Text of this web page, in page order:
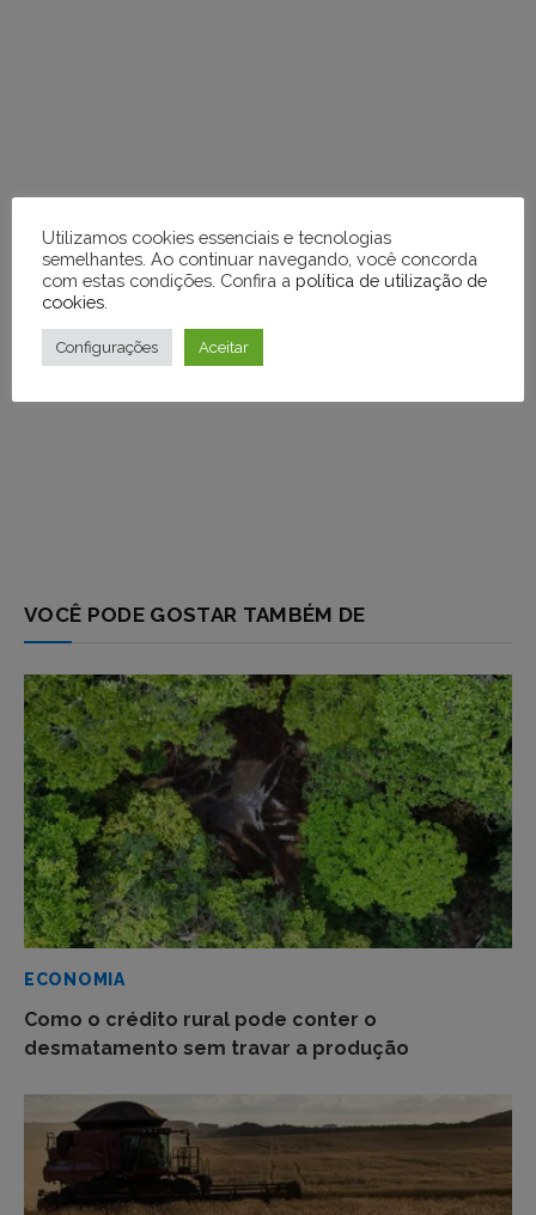
VOCÊ PODE GOSTAR TAMBÉM DE
ECONOMIA
Como o crédito rural pode conter o
desmatamento sem travar a produção
Utilizamos cookies essenciais e tecnologias
semelhantes. Ao continuar navegando, você concorda
com estas condições. Confira a política de utilização de
cookies
Configurações Aceitar